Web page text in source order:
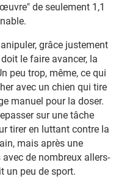
de seulement 1,1
grâce justement
le faire avancer, la
peu trop, même, ce qui
avec un chien qui tire
manuel pour la doser.
sur une tâche
tirer en luttant contre la
mais après une
de nombreux allers-
un peu de sport.